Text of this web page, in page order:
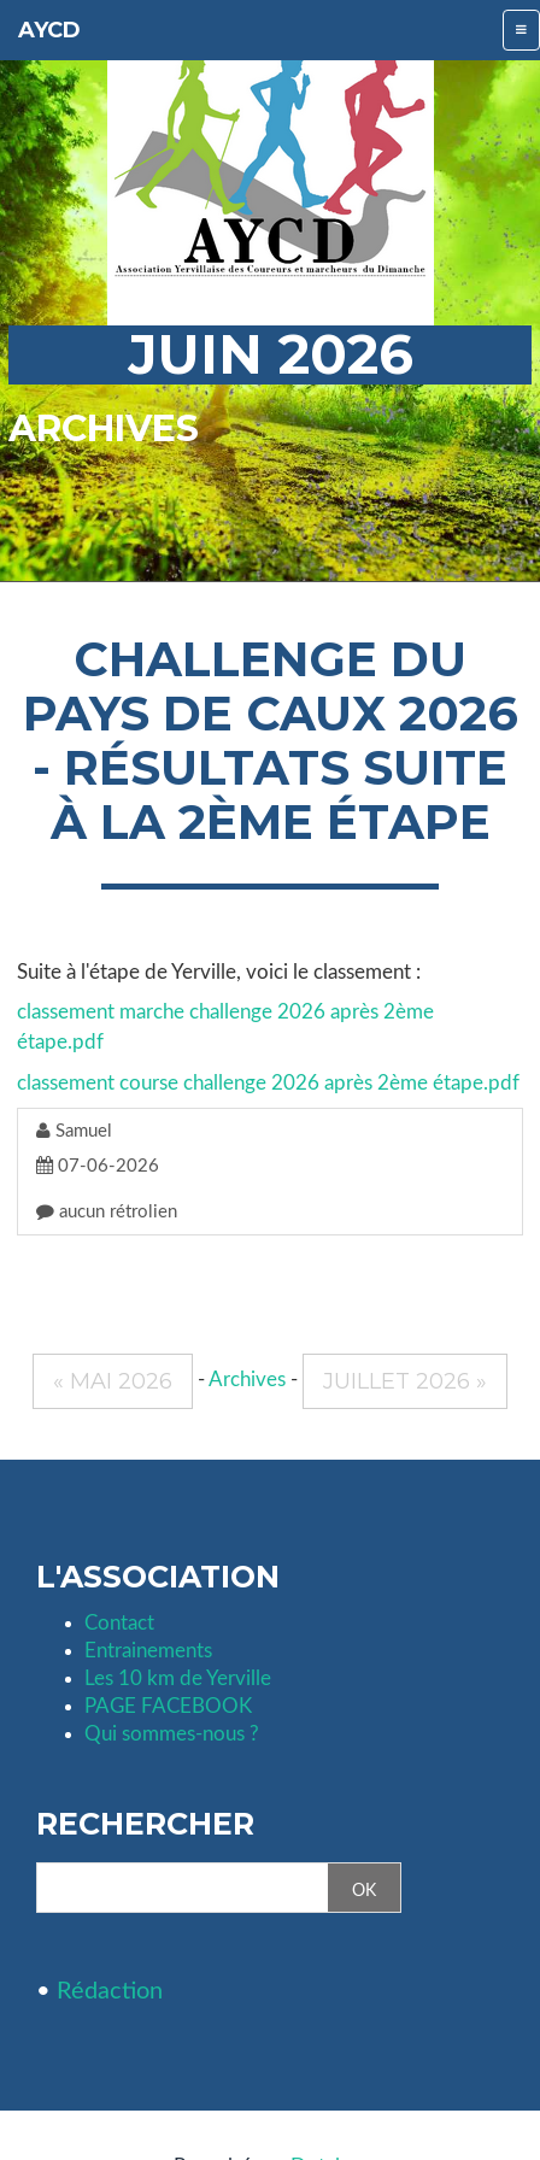
AYCD
JUIN 2026
ARCHIVES
CHALLENGE DU
PAYS DE CAUX 2026
- RÉSULTATS SUITE
À LA 2ÈME ÉTAPE
Suite à l'étape de Yerville, voici le classement :
classement marche challenge 2026 après 2ème
étape.pdf
classement course challenge 2026 après 2ème étape.pdf
Samuel
07-06-2026
aucun rétrolien
« MAI 2026 -Archives - JUILLET 2026 »
L'ASSOCIATION
Contact
Entrainements
Les 10 km de Yerville
PAGE FACEBOOK
Qui sommes-nous ?
RECHERCHER
• Rédaction